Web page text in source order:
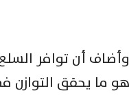
وأضاف أن توافر
هو ما يحقق التوازن